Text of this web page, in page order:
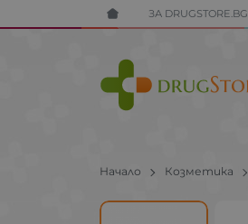
ЗА DRUGSTORE.BG
Начало Козметика